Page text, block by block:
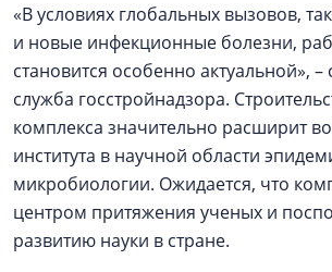
«В условиях глобальных вызовов,
и новые инфекционные болезни,
становится особенно актуальной»,
служба госстройнадзора.
комплекса значительно расширит
института в научной области
микробиологии. Ожидается, что
центром притяжения ученых и
развитию науки в стране.